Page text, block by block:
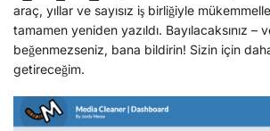
araç, yıllar ve sayısız iş birliğiyle
tamamen yeniden yazıldı. Bayılacaksınız –
beğenmezseniz, bana bildirin! Sizin için
getireceğim.